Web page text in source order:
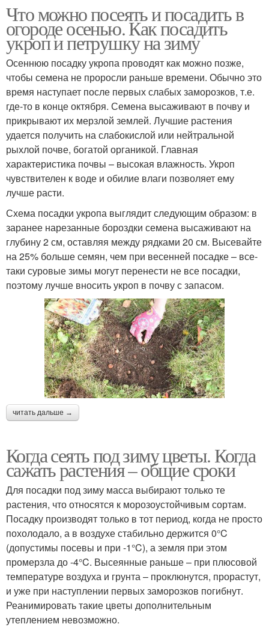
Что можно посеять и посадить в
огороде осенью. Как посадить
укроп и петрушку на зиму
Осеннюю посадку укропа проводят как можно позже,
чтобы семена не проросли раньше времени. Обычно это
время наступает после первых слабых заморозков, т.е.
где-то в конце октября. Семена высаживают в почву и
прикрывают их мерзлой землей. Лучшие растения
удается получить на слабокислой или нейтральной
рыхлой почве, богатой органикой. Главная
характеристика почвы – высокая влажность. Укроп
чувствителен к воде и обилие влаги позволяет ему
лучше расти.
Схема посадки укропа выглядит следующим образом: в
заранее нарезанные бороздки семена высаживают на
глубину 2 см, оставляя между рядками 20 см. Высевайте
на 25% больше семян, чем при весенней посадке – все-
таки суровые зимы могут перенести не все посадки,
поэтому лучше вносить укроп в почву с запасом.
читать дальше →
Когда сеять под зиму цветы. Когда
сажать растения – общие сроки
Для посадки под зиму масса выбирают только те
растения, что относятся к морозоустойчивым сортам.
Посадку производят только в тот период, когда не просто
похолодало, а в воздухе стабильно держится 0°C
(допустимы посевы и при -1°C), а земля при этом
промерзла до -4°C. Высеянные раньше – при плюсовой
температуре воздуха и грунта – проклюнутся, прорастут,
и уже при наступлении первых заморозков погибнут.
Реанимировать такие цветы дополнительным
утеплением невозможно.